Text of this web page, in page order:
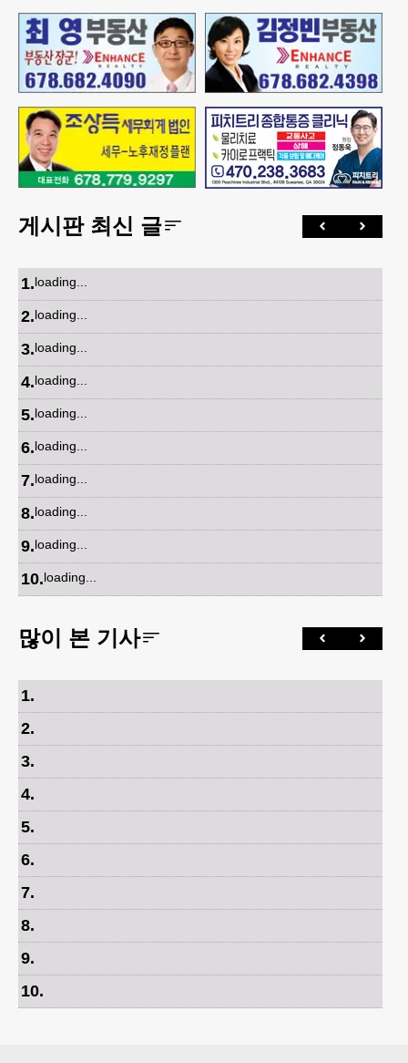
게시판 최신 글
1.loading...
2.loading...
3.loading...
4.loading...
5.loading...
6.loading...
7.loading...
8.loading...
9.loading...
10.loading...
많이 본 기사
1.
2.
3.
4.
5.
6.
7.
8.
9.
10.